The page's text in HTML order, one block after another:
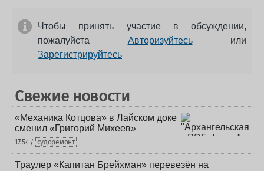
Чтобы принять участие в обсуждении,
пожалуйста Авторизуйтесьили
Зарегистрируйтесь
Свежие новости
«Механика Котцова» в Лайском доке
сменил «Григорий Михеев»
17:54 / судоремонт
Траулер «Капитан Брейхман» перевезён на